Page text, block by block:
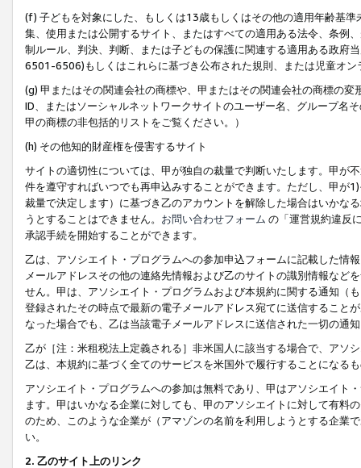
(f) 子どもを対象にした、もしくは13歳もしくはその他の適用年齢基
集、使用または公開するサイト、またはすべての適用ある法令、条例
制ルール、判決、判断、または子どもの保護に関連する適用ある政府
6501-6506)もしくはこれらに基づき公布された規則、または児童オン
(g) 甲またはその関連会社の商標や、甲またはその関連会社の商標の
ID、またはソーシャルネットワークサイトのユーザー名、グループ名
甲の商標の非包括的リストをご覧ください。）
(h) その他知的財産権を侵害するサイト
サイトの適切性については、甲が独自の裁量で判断いたします。甲が
件を遵守すればいつでも再申込みすることができます。ただし、甲が
裁量で決定します）に基づき乙のアカウントを解除した場合はいかな
うとすることはできません。 お問い合わせフォーム の「運営規約違反
承認手続を開始することができます。
乙は、アソシエイト・プログラムへの参加申込フォームに記載した情
メールアドレスその他の連絡先情報および乙のサイトの識別情報など
せん。甲は、アソシエイト・プログラムおよび本規約に関する通知（
登録されたその時点で最新の電子メールアドレス宛てに送信すること
なった場合でも、乙は当該電子メールアドレスに送信された一切の通
乙が［注：米租税法上定義される］非米国人に該当する場合で、アソ
乙は、本規約に基づく全てのサービスを米国外で履行することになる
アソシエイト・プログラムへの参加は無料であり、甲はアソシエイト
ます。甲はいかなる企業に対しても、甲のアソシエイトに対して有料
のため、このような企業が（アマゾンの名前を利用しようとする企業
い。
2. 乙のサイト上のリンク